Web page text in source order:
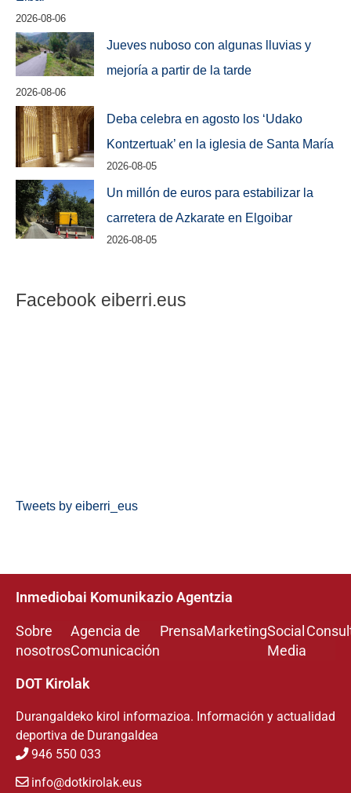
2026-08-06
Jueves nuboso con algunas lluvias y
mejoría a partir de la tarde
2026-08-06
Deba celebra en agosto los ‘Udako
Kontzertuak’ en la iglesia de Santa María
2026-08-05
Un millón de euros para estabilizar la
carretera de Azkarate en Elgoibar
2026-08-05
Facebook eiberri.eus
Tweets by eiberri_eus
Inmediobai Komunikazio Agentzia
Sobre
nosotros
Agencia de
Comunicación
PrensaMarketingSocial
Media
DOT Kirolak
Durangaldeko kirol informazioa. Información y actualidad
deportiva de Durangaldea
946 550 033
info@dotkirolak.eus